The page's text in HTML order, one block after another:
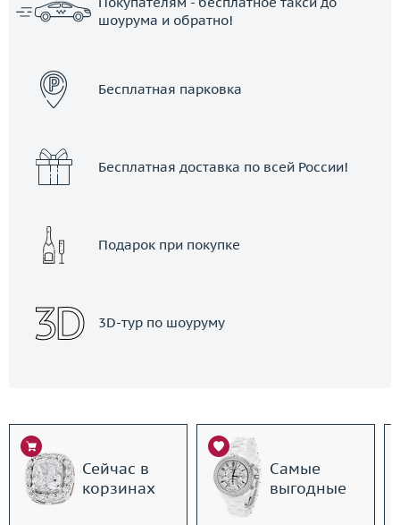
шоурума и обратно!
Бесплатная парковка
Бесплатная доставка по всей России!
Подарок при покупке
3D-тур по шоуруму
Сейчас в
корзинах
Самые
выгодные